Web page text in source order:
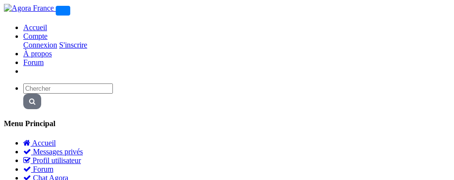
Accueil
Compte
Connexion S'inscrire
À propos
Forum
Menu Principal
Accueil
Messages privés
Profil utilisateur
Forum
Chat Agora